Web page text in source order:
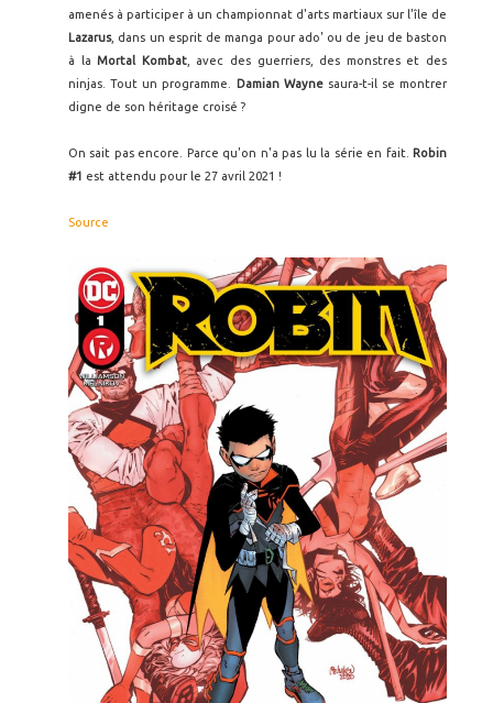
amenés à participer à un championnat d'arts martiaux sur l'île de
Lazarus, dans un esprit de manga pour ado' ou de jeu de baston
à laMortal Kombat, avec des guerriers, des monstres et des
ninjas. Tout un programme.
Damian Waynesaura-t-il se montrer
digne de son héritage croisé ?
On sait pas encore. Parce qu'on n'a pas lu la série en fait.
Robin
#1 est attendu pour le 27 avril 2021 !
Source